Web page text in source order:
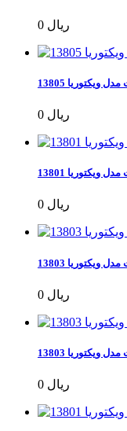
0 ریال
0 ریال
0 ریال
0 ریال
0 ریال